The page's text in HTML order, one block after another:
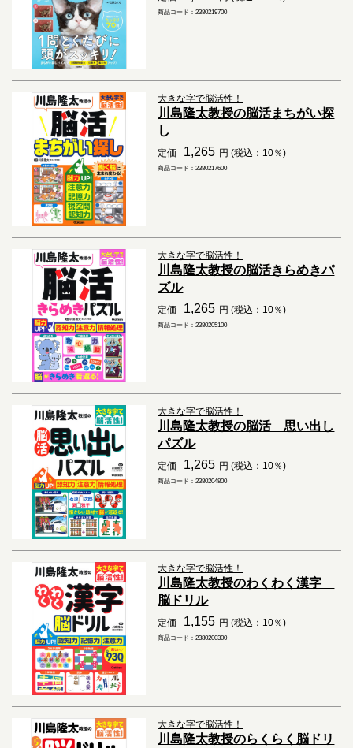
商品コード：2380219700
大きな字で脳活性！
川島隆太教授の脳活まちがい探
し
定価 1,265 円 (税込：10％)
商品コード：2380217600
大きな字で脳活性！
川島隆太教授の脳活きらめきパ
ズル
定価 1,265 円 (税込：10％)
商品コード：2380205100
大きな字で脳活性！
川島隆太教授の脳活 思い出し
パズル
定価 1,265 円 (税込：10％)
商品コード：2380204800
大きな字で脳活性！
川島隆太教授のわくわく漢字
脳ドリル
定価 1,155 円 (税込：10％)
商品コード：2380200300
大きな字で脳活性！
川島隆太教授のらくらく脳ドリ